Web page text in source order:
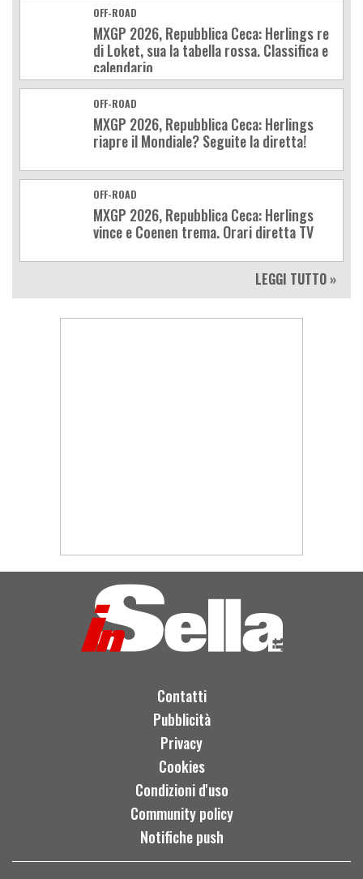
OFF-ROAD
MXGP 2026, Repubblica Ceca: Herlings re
di Loket, sua la tabella rossa. Classifica e
calendario
OFF-ROAD
MXGP 2026, Repubblica Ceca: Herlings
riapre il Mondiale? Seguite la diretta!
OFF-ROAD
MXGP 2026, Repubblica Ceca: Herlings
vince e Coenen trema. Orari diretta TV
LEGGI TUTTO »
Contatti
Pubblicità
Privacy
Cookies
Condizioni d'uso
Community policy
Notifiche push